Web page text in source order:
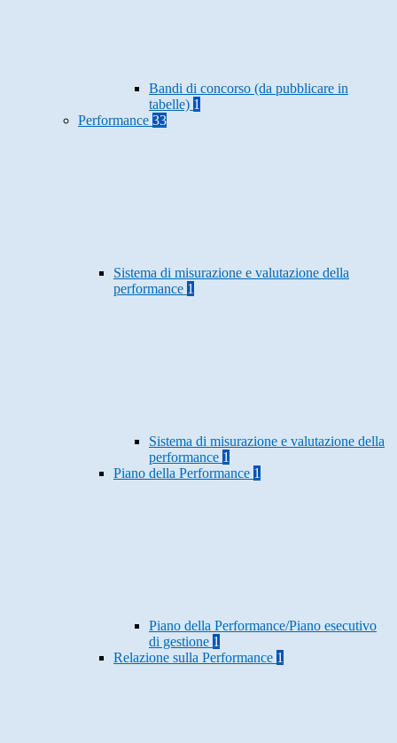
Bandi di concorso (da pubblicare in
tabelle) 1
Performance 33
Sistema di misurazione e valutazione della
performance 1
Sistema di misurazione e valutazione della
performance 1
Piano della Performance 1
Piano della Performance/Piano esecutivo
di gestione 1
Relazione sulla Performance 1